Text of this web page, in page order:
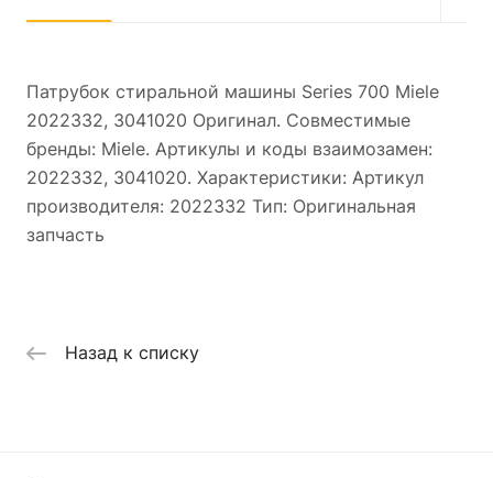
Патрубок стиральной машины Series 700 Miele
2022332, 3041020 Оригинал. Совместимые
бренды: Miele. Артикулы и коды взаимозамен:
2022332, 3041020. Характеристики: Артикул
производителя: 2022332 Тип: Оригинальная
запчасть
Назад к списку